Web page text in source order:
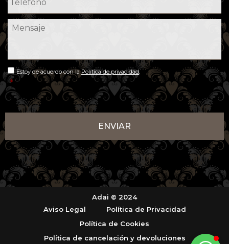
Adai
Normalmente respondemos en
menos de 1 minuto
Mensaje *
Consentimiento *
Estoy de acuerdo con laPolítica de privacidad.
*
Adai © 2024
Aviso Legal
Política de Privacidad
Política de Cookies
Política de cancelación y devoluciones